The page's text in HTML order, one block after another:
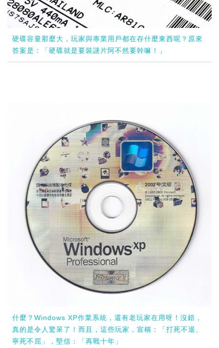
硬碟容量那麼大，玩家與專業用戶都在存什麼東西呢？原來
答案是：「硬碟就是要裝謎片阿不然要幹嘛！」
什麼？Windows XP作業系統，還有老玩家在用呀！沒錯，
真的是令人驚呆了！而且，這些玩家，宣稱：「打死不退、
寧死不屈」，堅信：「再戰十年」